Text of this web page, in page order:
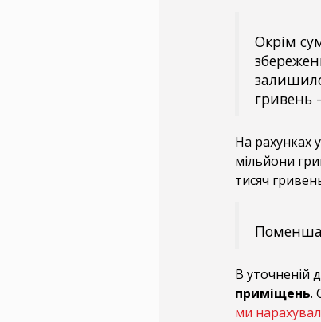
Окрім
гривень
На рахунках
мільйони
тисяч
В уточненій
приміщень.
ми